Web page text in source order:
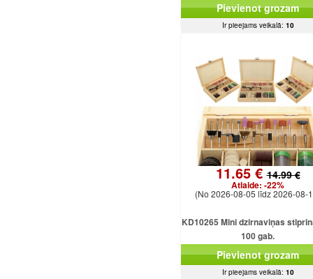
Pievienot grozam
Ir pieejams veikalā: 10
11.65 €14.99 €
Atlaide: -22%
(No 2026-08-05 līdz 2026-08-
KD10265 Mini dzirnaviņas
100 gab.
Pievienot grozam
Ir pieejams veikalā: 10